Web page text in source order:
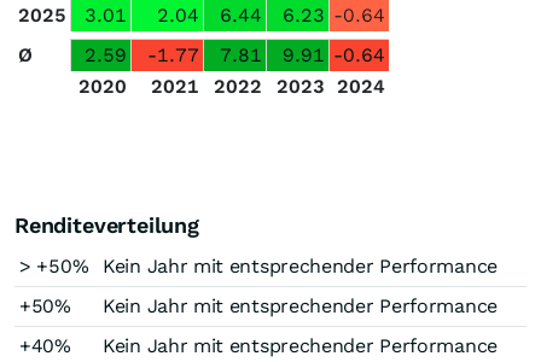
2025
3.01 2.04 6.44 6.23 -0.64
Ø
2.59 -1.77 7.81 9.91 -0.64
2020
2021 2022 2023 2024
Renditeverteilung
> +50%
Kein Jahr mit entsprechender Performance
+50%
Kein Jahr mit entsprechender Performance
+40%
Kein Jahr mit entsprechender Performance